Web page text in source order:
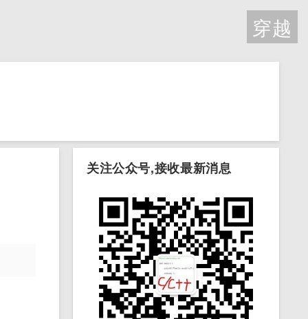
关注公众号,接收最新消息
穿越